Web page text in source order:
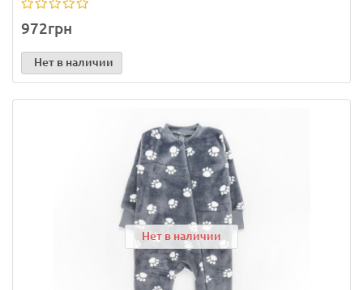
972грн
Нет в наличии
Нет в наличии